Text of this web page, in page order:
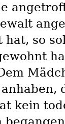
hat, so
kein